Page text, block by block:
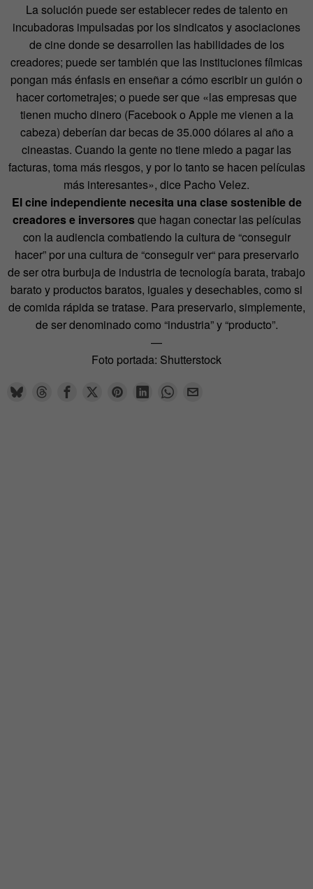
La solución puede ser establecer redes de talento en
incubadoras impulsadas por los sindicatos y asociaciones
de cine donde se desarrollen las habilidades de los
creadores; puede ser también que las instituciones fílmicas
pongan más énfasis en enseñar a cómo escribir un guión o
hacer cortometrajes; o puede ser que «las empresas que
tienen mucho dinero (Facebook o Apple me vienen a la
cabeza) deberían dar becas de 35.000 dólares al año a
cineastas. Cuando la gente no tiene miedo a pagar las
facturas, toma más riesgos, y por lo tanto se hacen películas
más interesantes», dice Pacho Velez.
El cine independiente necesita una clase sostenible de
creadores e inversoresque hagan conectar las películas
con la audiencia combatiendo la cultura de “conseguir
hacer” por una cultura de “conseguir ver“ para preservarlo
de ser otra burbuja de industria de tecnología barata, trabajo
barato y productos baratos, iguales y desechables, como si
de comida rápida se tratase. Para preservarlo, simplemente,
de ser denominado como “industria” y “producto”.
—
Foto portada: Shutterstock